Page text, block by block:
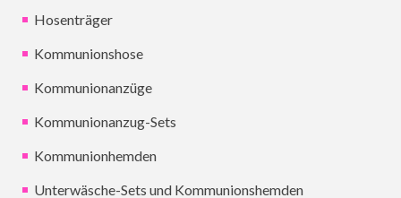
Hosenträger
Kommunionshose
Kommunionanzüge
Kommunionanzug-Sets
Kommunionhemden
Unterwäsche-Sets und Kommunionshemden